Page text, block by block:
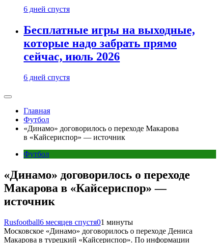
6 дней спустя
Бесплатные игры на выходные,
которые надо забрать прямо
сейчас, июль 2026
6 дней спустя
Главная
Футбол
«Динамо» договорилось о переходе Макарова
в «Кайсериспор» — источник
Футбол
«Динамо» договорилось о переходе
Макарова в «Кайсериспор» —
источник
Rusfootball6 месяцев спустя01 минуты
Московское «Динамо» договорилось о переходе Дениса
Макарова в турецкий «Кайсериспор». По информации